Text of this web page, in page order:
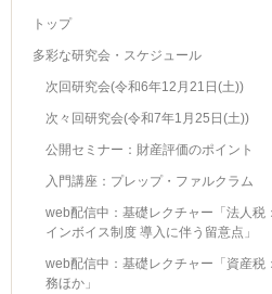
トップ
多彩な研究会・スケジュール
次回研究会(令和6年12月21日(土))
次々回研究会(令和7年1月25日(土))
公開セミナー：財産評価のポイント
入門講座：プレップ・ファルクラム
web配信中：基礎レクチャー「法人税
インボイス制度 導入に伴う留意点」
web配信中：基礎レクチャー「資産税
務ほか」